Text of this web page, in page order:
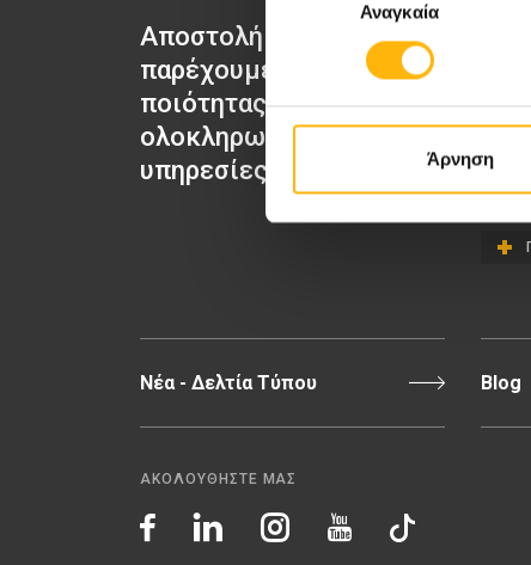
συγκατάθεσηςΑναγκαία
Άρνηση
Αποστολή μας να
παρέχουμε υψηλής
ποιότητας
ολοκληρωμένες
υπηρεσίες υγείας.
ΙΑΣΩ
Νέα - Δελτία Τύπου Blog
ΑΚΟΛΟΥΘΗΣΤΕ ΜΑΣ